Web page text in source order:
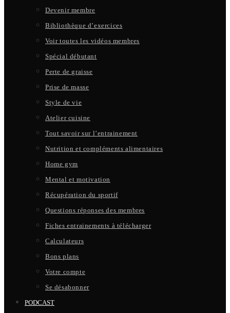
Devenir membre
Bibliothèque d’exercices
Voir toutes les vidéos membres
Spécial débutant
Perte de graisse
Prise de masse
Style de vie
Atelier cuisine
Tout savoir sur l’entrainement
Nutrition et compléments alimentaires
Home gym
Mental et motivation
Récupération du sportif
Questions réponses des membres
Fiches entrainements à télécharger
Calculateurs
Bons plans
Votre compte
Se désabonner
PODCAST